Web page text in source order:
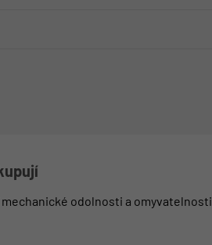
odolnosti a omyvatelnosti